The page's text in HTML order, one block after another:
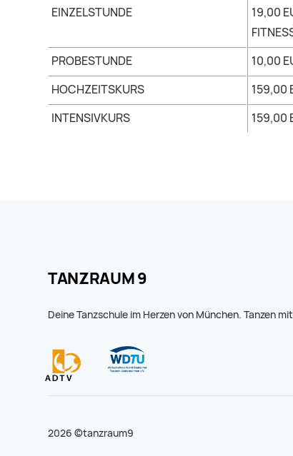
EINZELSTUNDE
19,00
PROBESTUNDE
10,00
HOCHZEITSKURS
159,00
INTENSIVKURS
159,00
TANZRAUM 9
Deine Tanzschule im Herzen von München. Tanzen
2026 ©tanzraum9